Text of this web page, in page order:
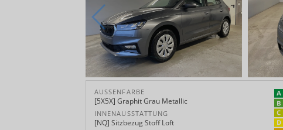
AUSSENFARBE
[5X5X] Graphit Grau Metallic
INNENAUSSTATTUNG
[NQ] Sitzbezug Stoff Loft